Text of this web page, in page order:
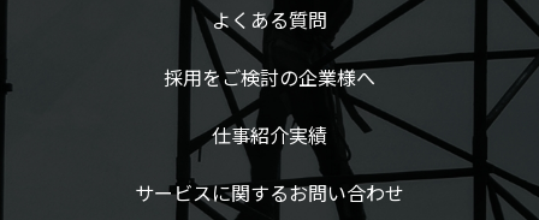
よくある質問
採用をご検討の企業様へ
仕事紹介実績
サービスに関するお問い合わせ